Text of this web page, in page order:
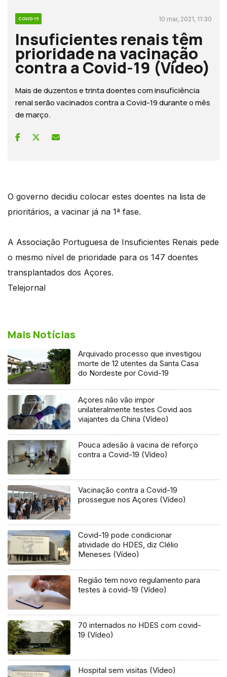
COVID-19 10 mar, 2021, 11:30
Insuficientes renais têm
prioridade na vacinação
contra a Covid-19 (Vídeo)
Mais de duzentos e trinta doentes com insuficiência
renal serão vacinados contra a Covid-19 durante o mês
de março.
O governo decidiu colocar estes doentes na lista de
prioritários, a vacinar já na 1ª fase.
A Associação Portuguesa de Insuficientes Renais pede
o mesmo nível de prioridade para os 147 doentes
transplantados dos Açores.
Telejornal
Mais Notícias
Arquivado processo que investigou
morte de 12 utentes da Santa Casa
do Nordeste por Covid-19
Açores não vão impor
unilateralmente testes Covid aos
viajantes da China (Vídeo)
Pouca adesão à vacina de reforço
contra a Covid-19 (Vídeo)
Vacinação contra a Covid-19
prossegue nos Açores (Vídeo)
Covid-19 pode condicionar
atividade do HDES, diz Clélio
Meneses (Vídeo)
Região tem novo regulamento para
testes à covid-19 (Vídeo)
70 internados no HDES com covid-
19 (Vídeo)
Hospital sem visitas (Vídeo)